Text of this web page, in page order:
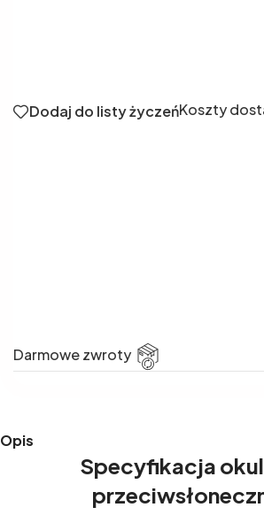
Dodaj do listy życzeńKoszty
Darmowe zwroty
Opis
Specyfikacja